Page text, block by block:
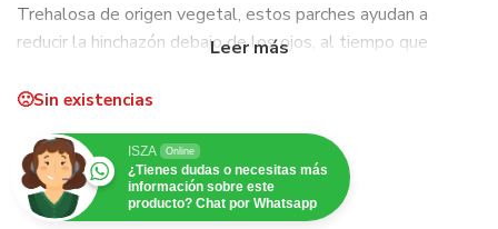
Trehalosa de origen vegetal, estos parches ayudan a
reducir la hinchazón debajo de los ojos, al tiempo que
perfecta para la fiesta!
Refresca instantáneamente los ojos cansados y alivia la
hinchazón
Péptido de avena calmante y extracto de melocotón
Sin existencias
ISZA Online
¿Tienes dudas o necesitas más
información sobre este
producto? Chat por Whatsapp